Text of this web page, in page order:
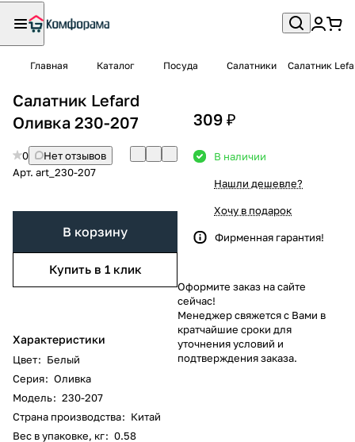
Главная Каталог Посуда Салатники Салатник
Салатник Lefard
Оливка 230-207
0
Нет отзывов
Арт. art_230-207
В корзину
Купить в 1 клик
Характеристики
Цвет: Белый
Серия: Оливка
Модель: 230-207
Страна производства: Китай
Вес в упаковке, кг: 0.58
309 ₽
В наличии
Нашли дешевле?
Хочу в подарок
Фирменная гарантия!
Оформите заказ на сайте
сейчас!
Менеджер свяжется с Вами в
кратчайшие сроки для
уточнения условий и
подтверждения заказа.